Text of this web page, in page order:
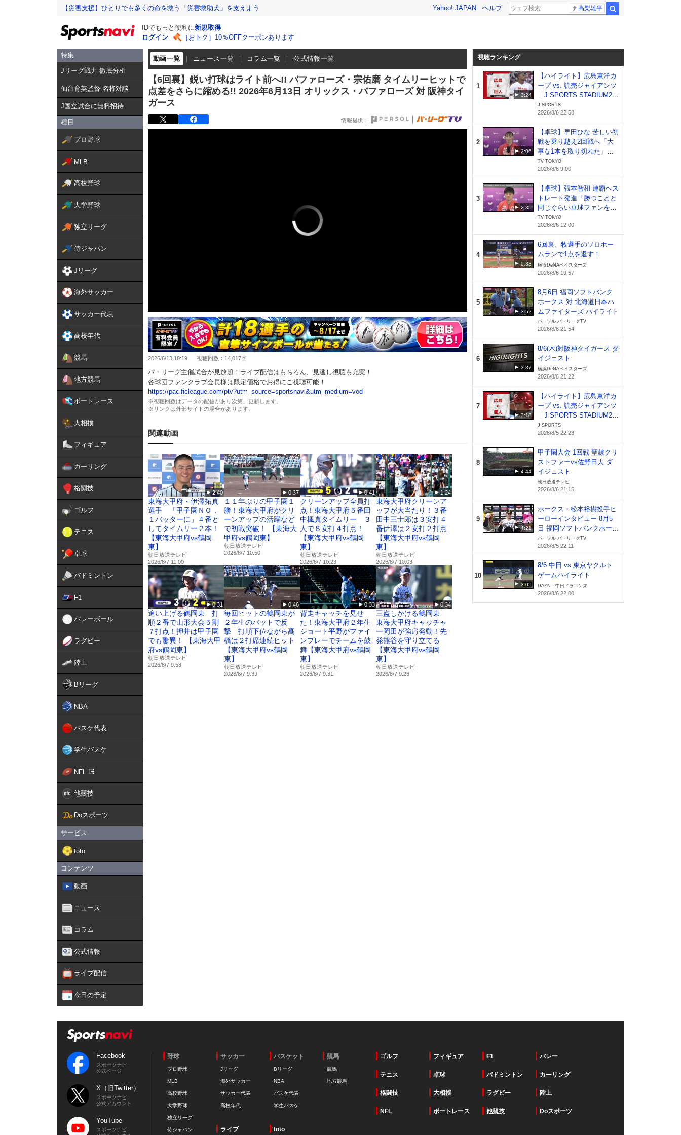
【災害支援】ひとりでも多くの命を救う「災害救助犬」を支えよう Yahoo! JAPAN ヘルプ 高梨雄平
IDでもっと便利に新規取得
ログイン
［おトク］10％OFFクーポンあります
特集
Jリーグ戦力 徹底分析
仙台育英監督 名将対談
J国立試合に無料招待
種目
プロ野球
MLB
高校野球
大学野球
独立リーグ
侍ジャパン
Jリーグ
海外サッカー
サッカー代表
高校年代
競馬
地方競馬
ボートレース
大相撲
フィギュア
カーリング
格闘技
ゴルフ
テニス
卓球
バドミントン
F1
バレーボール
ラグビー
陸上
Bリーグ
NBA
バスケ代表
学生バスケ
NFL
他競技
Doスポーツ
サービス
toto
コンテンツ
動画
ニュース
コラム
公式情報
ライブ配信
今日の予定
動画一覧 ニュース一覧 コラム一覧 公式情報一覧
【6回裏】鋭い打球はライト前へ!! バファローズ・宗佑磨 タイムリーヒットで
点差をさらに縮める!! 2026年6月13日 オリックス・バファローズ 対 阪神タイ
ガース
2026/6/13 18:19 視聴回数：14,017回
パ・リーグ主催試合が見放題！ライブ配信はもちろん、見逃し視聴も充実！
各球団ファンクラブ会員様は限定価格でお得にご視聴可能！
https://pacificleague.com/ptv?utm_source=sportsnavi&utm_medium=vod
※視聴回数はデータの配信があり次第、更新します。
※リンクは外部サイトの場合があります。
関連動画
2:40
東海大甲府・伊澤拓真
選手 「甲子園ＮＯ．
１バッターに」４番と
してタイムリー２本！
【東海大甲府vs鶴岡
東】
朝日放送テレビ
2026/8/7 11:00
0:37
１１年ぶりの甲子園１
勝！東海大甲府がクリ
ーンアップの活躍など
で初戦突破！ 【東海大
甲府vs鶴岡東】
朝日放送テレビ
2026/8/7 10:50
0:41
クリーンアップ全員打
点！東海大甲府５番田
中楓真タイムリー ３
人で８安打４打点！
【東海大甲府vs鶴岡
東】
朝日放送テレビ
2026/8/7 10:23
1:24
東海大甲府クリーンア
ップが大当たり！３番
田中三士郎は３安打４
番伊澤は２安打２打点
【東海大甲府vs鶴岡
東】
朝日放送テレビ
2026/8/7 10:03
0:31
追い上げる鶴岡東 打
順２番で山形大会５割
７打点！押井は甲子園
でも驚異！ 【東海大甲
府vs鶴岡東】
朝日放送テレビ
2026/8/7 9:58
0:46
毎回ヒットの鶴岡東が
２年生のバットで反
撃 打順下位ながら髙
橋は２打席連続ヒット
【東海大甲府vs鶴岡
東】
朝日放送テレビ
2026/8/7 9:39
0:33
背走キャッチを見せ
た！東海大甲府２年生
ショート平野がファイ
ンプレーでチームを鼓
舞【東海大甲府vs鶴岡
東】
朝日放送テレビ
2026/8/7 9:31
0:34
三盗しかける鶴岡東
東海大甲府キャッチャ
ー岡田が強肩発動！先
発熊谷を守り立てる
【東海大甲府vs鶴岡
東】
朝日放送テレビ
2026/8/7 9:26
視聴ランキング
1
3:24
【ハイライト】広島東洋カ
ープ vs. 読売ジャイアンツ
｜J SPORTS STADIUM20
26（8月6日）
J SPORTS
2026/8/6 22:58
2
2:06
【卓球】早田ひな 苦しい初
戦を乗り越え2回戦へ「大
事な1本を取り切れた」日
本開催でファンへ恩返し｜
WTTチャンピオンズ横浜20
26
TV TOKYO
2026/8/6 9:00
3
2:35
【卓球】張本智和 連覇へス
トレート発進「勝つことと
同じぐらい卓球ファンを増
やしたい」｜WTTチャンピ
オンズ横浜2026
TV TOKYO
2026/8/6 12:00
4
0:33
6回裏、牧選手のソロホー
ムランで1点を返す！
横浜DeNAベイスターズ
2026/8/6 19:57
5
3:52
8月6日 福岡ソフトバンク
ホークス 対 北海道日本ハ
ムファイターズ ハイライト
パーソル パ・リーグTV
2026/8/6 21:54
6
3:37
8/6(木)対阪神タイガース ダ
イジェスト
横浜DeNAベイスターズ
2026/8/6 21:22
7
3:18
【ハイライト】広島東洋カ
ープ vs. 読売ジャイアンツ
｜J SPORTS STADIUM20
26（8月5日）
J SPORTS
2026/8/5 22:23
8
4:44
甲子園大会 1回戦 聖隷クリ
ストファーvs佐野日大 ダ
イジェスト
朝日放送テレビ
2026/8/6 21:15
9
4:21
ホークス・松本裕樹投手ヒ
ーローインタビュー 8月5
日 福岡ソフトバンクホーク
ス 対 北海道日本ハムファ
イターズ
パーソル パ・リーグTV
2026/8/5 22:11
10
3:05
8/6 中日 vs 東京ヤクルト
ゲームハイライト
DAZN・中日ドラゴンズ
2026/8/6 22:00
Facebook
スポーツナビ
公式ページ
X（旧Twitter）
スポーツナビ
公式アカウント
YouTube
スポーツナビ
野球
プロ野球
MLB
高校野球
大学野球
独立リーグ
侍ジャパン
サッカー
Jリーグ
海外サッカー
サッカー代表
高校年代
バスケット
Bリーグ
NBA
バスケ代表
学生バスケ
競馬
競馬
地方競馬
ゴルフ フィギュア F1 バレー
テニス 卓球 バドミントン カーリング
格闘技 大相撲 ラグビー 陸上
NFL ボートレース 他競技 Doスポーツ
ライブ toto